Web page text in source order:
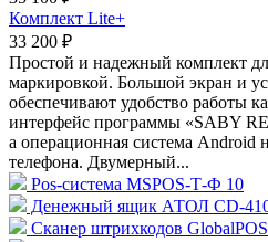
Комплект Lite+
33 200 ₽
Простой и надежный комплект
маркировкой. Большой экран и
обеспечивают удобство работы
интерфейс программы «SABY
а операционная система Android
телефона. Двумерный...
Pos-система MSPOS-Т-Ф 10
Денежный ящик АТОЛ CD-
Сканер штрихкодов